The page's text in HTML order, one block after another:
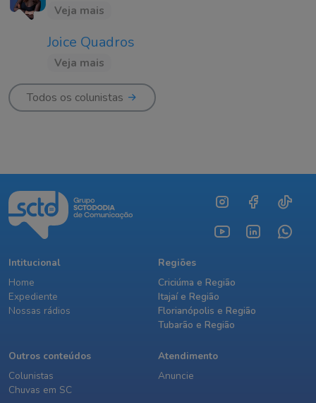
Veja mais
Joice Quadros
Veja mais
Todos os colunistas
Intitucional
Home
Expediente
Nossas rádios
Regiões
Criciúma e Região
Itajaí e Região
Florianópolis e Região
Tubarão e Região
Outros conteúdos
Colunistas
Chuvas em SC
Atendimento
Anuncie